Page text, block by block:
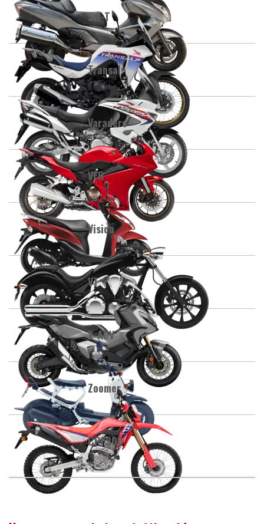
SW-T
Transalp
Varadero
VFR
Vision
VT
X-ADV
Zoomer
CRF300